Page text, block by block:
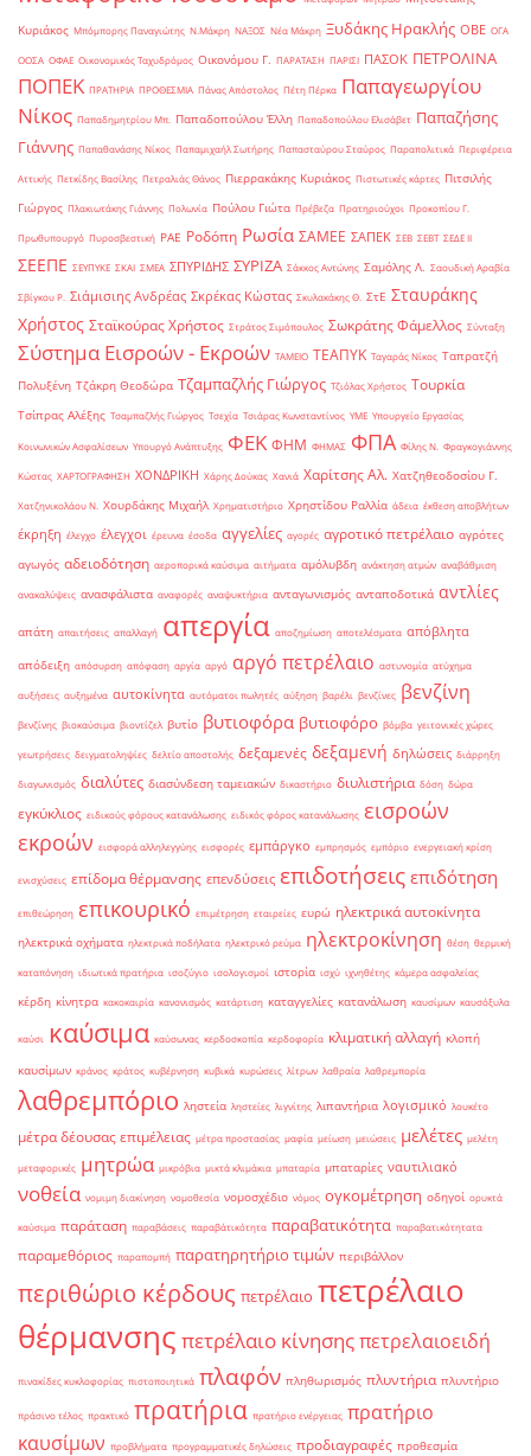
Κυριάκος Μπόμπορης Παναγιώτης Ν.Μάκρη ΝΑΞΟΣ Νέα Μάκρη Ξυδάκης Ηρακλής ΟΒΕ ΟΓΑ
ΟΟΣΑ ΟΦΑΕ Οικονομικός Ταχυδρόμος Οικονόμου Γ. ΠΑΡΑΤΑΣΗ ΠΑΡΙΣΙ ΠΑΣΟΚ ΠΕΤΡΟΛΙΝΑ
ΠΟΠΕΚ ΠΡΑΤΗΡΙΑ ΠΡΟΘΕΣΜΙΑ Πάνας Απόστολος Πέτη Πέρκα Παπαγεωργίου
Νίκος Παπαδημητρίου Μπ. Παπαδοπούλου Έλλη Παπαδοπούλου Ελισάβετ Παπαζήσης
Γιάννης Παπαθανάσης Νίκος Παπαμιχαήλ Σωτήρης Παπασταύρου Σταύρος Παραπολιτικά Περιφέρεια
Αττικής Πετκίδης Βασίλης Πετραλιάς Θάνος Πιερρακάκης Κυριάκος Πιστωτικές κάρτες Πιτσιλής
Γιώργος Πλακιωτάκης Γιάννης Πολωνία Πούλου Γιώτα Πρέβεζα Πρατηριούχοι Προκοπίου Γ.
Πρωθυπουργό Πυροσβεστική ΡΑΕ Ροδόπη Ρωσία ΣΑΜΕΕ ΣΑΠΕΚ ΣΕΒ ΣΕΒΤ ΣΕΔΕ ΙΙ
ΣΕΕΠΕ ΣΕΥΠΥΚΕ ΣΚΑΙ ΣΜΕΑ ΣΠΥΡΙΔΗΣ ΣΥΡΙΖΑ Σάκκος Αντώνης Σαμόλης Λ. Σαουδική Αραβία
Σβίγκου Ρ. Σιάμισιης Ανδρέας Σκρέκας Κώστας Σκυλακάκης Θ. ΣτΕ Σταυράκης
Χρήστος Σταϊκούρας Χρήστος Στράτος Σιμόπουλος Σωκράτης Φάμελλος Σύνταξη
Σύστημα Εισροών - Εκροών ΤΑΜΕΙΟ ΤΕΑΠΥΚ Ταγαράς Νίκος Ταπρατζή
Πολυξένη Τζάκρη Θεοδώρα Τζαμπαζλής Γιώργος Τζιόλας Χρήστος Τουρκία
Τσίπρας Αλέξης Τσαμπαζλής Γιώργος Τσεχία Τσιάρας Κωνσταντίνος ΥΜΕ Υπουργείο Εργασίας
Κοινωνικών Ασφαλίσεων Υπουργό Ανάπτυξης ΦΕΚ ΦΗΜ ΦΗΜΑΣ ΦΠΑ Φίλης Ν. Φραγκογιάννης
Κώστας ΧΑΡΤΟΓΡΑΦΗΣΗ ΧΟΝΔΡΙΚΗ Χάρης Δούκας Χανιά Χαρίτσης Αλ. Χατζηθεοδοσίου Γ.
Χατζηνικολάου Ν. Χουρδάκης Μιχαήλ Χρηματιστήριο Χρηστίδου Ραλλία άδεια έκθεση αποβλήτων
έκρηξη έλεγχο έλεγχοι έρευνα έσοδα αγγελίες αγορές αγροτικό πετρέλαιο αγρότες
αγωγός αδειοδότηση αεροπορικά καύσιμα αιτήματα αμόλυβδη ανάκτηση ατμών αναβάθμιση
ανακαλύψεις ανασφάλιστα αναφορές αναψυκτήρια ανταγωνισμός ανταποδοτικά αντλίες
απάτη απαιτήσεις απαλλαγή απεργία αποζημίωση αποτελέσματα απόβλητα
απόδειξη απόσυρση απόφαση αργία αργό αργό πετρέλαιο αστυνομία ατύχημα
αυξήσεις αυξημένα αυτοκίνητα αυτόματοι πωλητές αύξηση βαρέλι βενζίνες βενζίνη
βενζίνης βιοκαύσιμα βιοντίζελ βυτίο βυτιοφόρα βυτιοφόρο βόμβα γειτονικές χώρες
γεωτρήσεις δειγματοληψίες δελτίο αποστολής δεξαμενές δεξαμενή δηλώσεις διάρρηξη
διαγωνισμός διαλύτες διασύνδεση ταμειακών δικαστήριο διυλιστήρια δόση δώρα
εγκύκλιος ειδικούς φόρους κατανάλωσης ειδικός φόρος κατανάλωσης εισροών
εκροών εισφορά αλληλεγγύης εισφορές εμπάργκο εμπρησμός εμπόριο ενεργειακή κρίση
ενισχύσεις επίδομα θέρμανσης επενδύσεις επιδοτήσεις επιδότηση
επιθεώρηση επικουρικό επιμέτρηση εταιρείες ευρώ ηλεκτρικά αυτοκίνητα
ηλεκτρικά οχήματα ηλεκτρικά ποδήλατα ηλεκτρικό ρεύμα ηλεκτροκίνηση θέση θερμική
καταπόνηση ιδιωτικά πρατήρια ισοζύγιο ισολογισμοί ιστορία ισχύ ιχνηθέτης κάμερα ασφαλείας
κέρδη κίνητρα κακοκαιρία κανονισμός κατάρτιση καταγγελίες κατανάλωση καυσίμων καυσόξυλα
καύσι καύσιμα καύσωνας κερδοσκοπία κερδοφορία κλιματική αλλαγή κλοπή
καυσίμων κράνος κράτος κυβέρνηση κυβικά κυρώσεις λίτρων λαθραία λαθρεμπορία
λαθρεμπόριο ληστεία ληστείες λιγνίτης λιπαντήρια λογισμικό λουκέτο
μέτρα δέουσας επιμέλειας μέτρα προστασίας μαφία μείωση μειώσεις μελέτες μελέτη
μεταφορικές μητρώα μικρόβια μικτά κλιμάκια μπαταρία μπαταρίες ναυτιλιακό
νοθεία νομιμη διακίνηση νομοθεσία νομοσχέδιο νόμος ογκομέτρηση οδηγοί ορυκτά
καύσιμα παράταση παραβάσεις παραβάτικότητα παραβατικότητα παραβατικότητατα
παραμεθόριος παραπομπή παρατηρητήριο τιμών περιβάλλον
περιθώριο κέρδους πετρέλαιο πετρέλαιο
θέρμανσης πετρέλαιο κίνησηςπετρελαιοειδή
πινακίδες κυκλοφορίας πιστοποιητικά πλαφόν πληθωρισμός πλυντήρια πλυντήριο
πράσινο τέλος πρακτικό πρατήρια πρατήριο ενέργειας πρατήριο
καυσίμων προβλήματα προγραμματικές δηλώσεις προδιαγραφές προθεσμία